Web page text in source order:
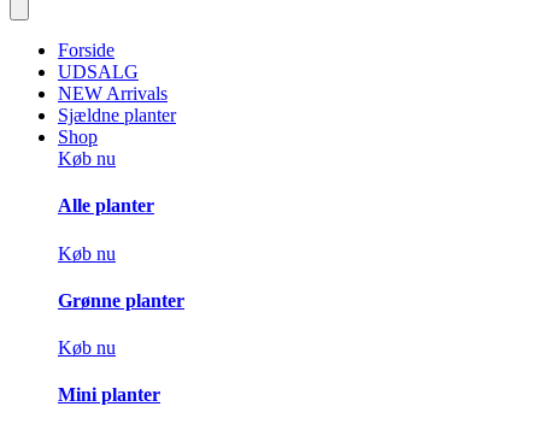
Forside
UDSALG
NEW Arrivals
Sjældne planter
Shop
Køb nu
Alle planter
Køb nu
Grønne planter
Køb nu
Mini planter